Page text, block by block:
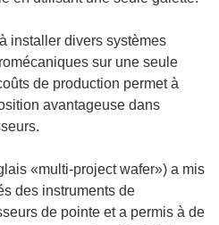
installer divers systèmes
sur une seule
de production permet à
avantageuse dans
«multi-project wafer») a mis
des instruments de
de pointe et a permis à de